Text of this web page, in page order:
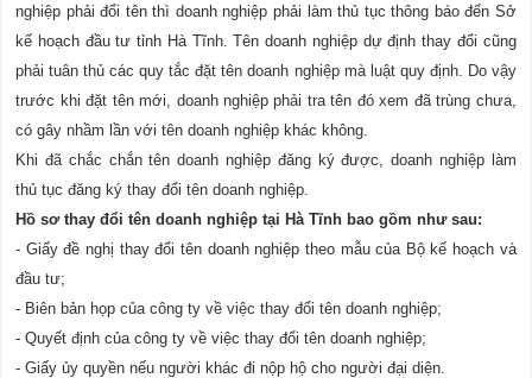
nghiệp phải đổi tên thì doanh nghiệp phải làm thủ tục thông báo đến Sở
kế hoạch đầu tư tỉnh Hà Tĩnh. Tên doanh nghiệp dự định thay đổi cũng
phải tuân thủ các quy tắc đặt tên doanh nghiệp mà luật quy định. Do vậy
trước khi đặt tên mới, doanh nghiệp phải tra tên đó xem đã trùng chưa,
có gây nhầm lần với tên doanh nghiệp khác không.
Khi đã chắc chắn tên doanh nghiệp đăng ký được, doanh nghiệp làm
thủ tục đăng ký thay đổi tên doanh nghiệp.
Hồ sơ thay đổi tên doanh nghiệp tại Hà Tĩnh bao gồm như sau:
- Giấy đề nghị thay đổi tên doanh nghiệp theo mẫu của Bộ kế hoạch và
đầu tư;
- Biên bản họp của công ty về việc thay đổi tên doanh nghiệp;
- Quyết định của công ty về việc thay đổi tên doanh nghiệp;
- Giấy ủy quyền nếu người khác đi nộp hộ cho người đại diện.